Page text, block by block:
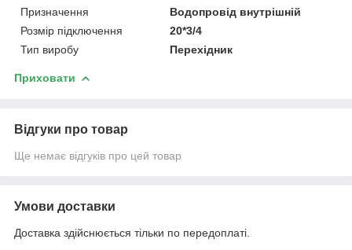
Призначення
Водопровід внутрішній
Розмір підключення
20*3/4
Тип виробу
Перехідник
Приховати
Відгуки про товар
Ще немає відгуків про цей товар
Умови доставки
Доставка здійснюється тільки по передоплаті.